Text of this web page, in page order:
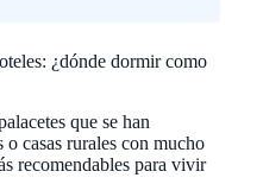
¿dónde dormir como
que se han
casas rurales con mucho
recomendables para vivir